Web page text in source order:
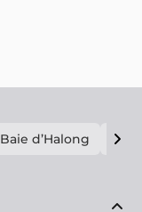
Baie d’Halong E